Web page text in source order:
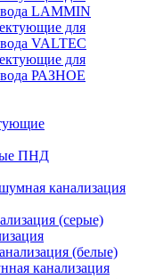
LAMMIN
для
VALTEC
для
РАЗНОЕ
ПНД
канализация
(серые)
(белые)
канализация